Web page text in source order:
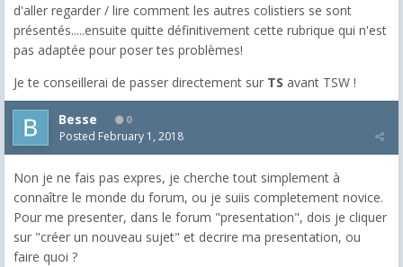
d'aller regarder / lire comment les autres colistiers se sont
présentés.....ensuite quitte définitivement cette rubrique qui n'est
pas adaptée pour poser tes problèmes!
Je te conseillerai de passer directement sur TS avant TSW !
Besse 0
Posted February 1, 2018
Non je ne fais pas expres, je cherche tout simplement à
connaître le monde du forum, ou je suiis completement novice.
Pour me presenter, dans le forum "presentation", dois je cliquer
sur "créer un nouveau sujet" et decrire ma presentation, ou
faire quoi ?